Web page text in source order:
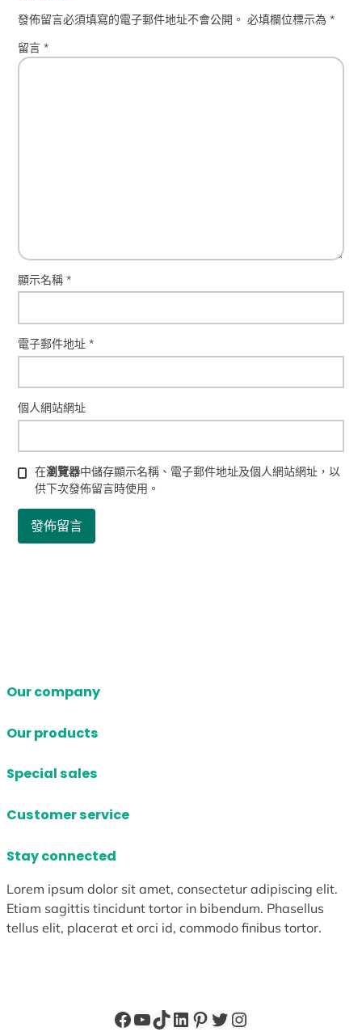
發佈留言必須填寫的電子郵件地址不會公開。 必填欄位標示為*
留言*
顯示名稱*
電子郵件地址*
個人網站網址
在瀏覽器中儲存顯示名稱、電子郵件地址及個人網站網址，以
供下次發佈留言時使用。
Our company
Our products
Special sales
Customer service
Stay connected
Lorem ipsum dolor sit amet, consectetur adipiscing elit.
Etiam sagittis tincidunt tortor in bibendum. Phasellus
tellus elit, placerat et orci id, commodo finibus tortor.
Facebook
YouTube
TikTok
LinkedIn
Pinterest
X Instagram